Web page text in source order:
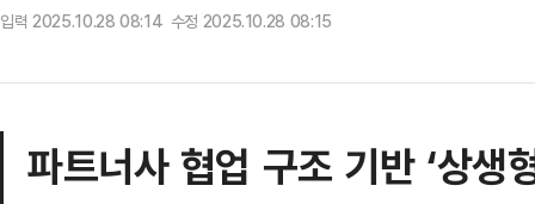
입력 2025.10.28 08:14 수정 2025.10.28 08:15
파트너사 협업 구조 기반 ‘상생